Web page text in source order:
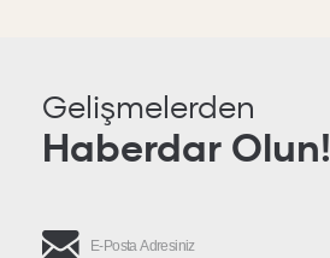
Gelişmelerden
Haberdar Olun!